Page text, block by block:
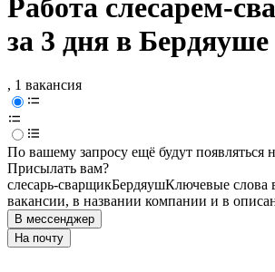
Работа слесарем-
за 3 дня в Бердяуше
, 1 вакансия
По вашему запросу ещё будут появляться
Присылать вам?
слесарь-сварщикБердяушКлючевые слова
вакансии, в названии компании и в
В мессенджер
На почту